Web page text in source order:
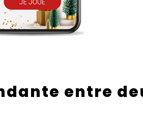
entre